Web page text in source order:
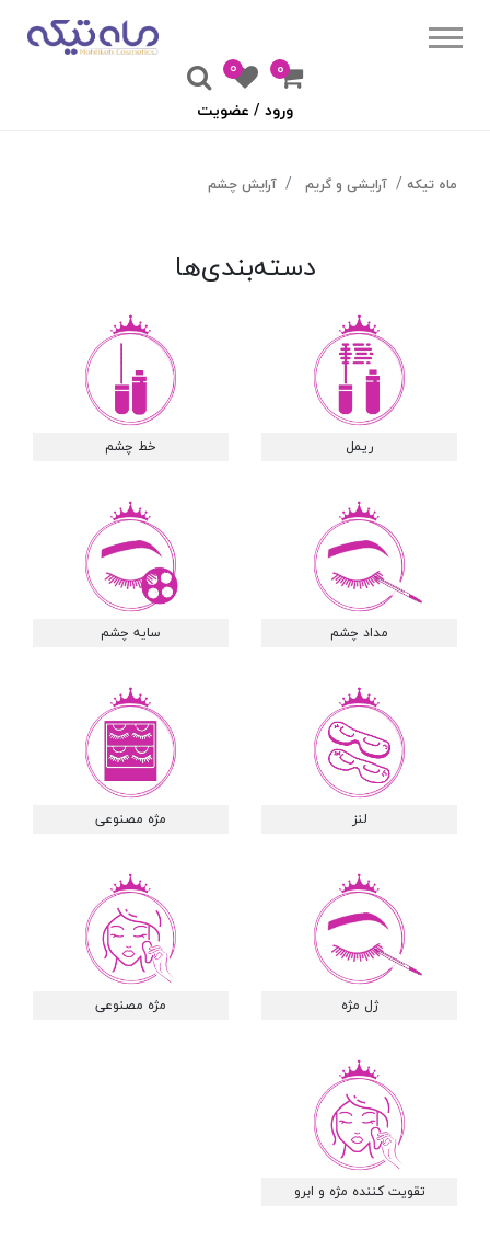
۰
0
ورود / عضویت
ماه تیکه آرایشی و گریم آرایش چشم
دسته‌بندی‌ها
ریمل خط چشم
مداد چشم سایه چشم
لنز مژه مصنوعی
ژل مژه مژه مصنوعی
تقویت کننده مژه و ابرو